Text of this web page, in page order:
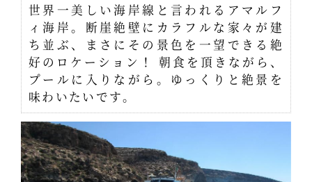
世界一美しい海岸線と言われるアマルフ
ィ海岸。断崖絶壁にカラフルな家々が建
ち並ぶ、まさにその景色を一望できる絶
好のロケーション！ 朝食を頂きながら、
プールに入りながら。ゆっくりと絶景を
味わいたいです。